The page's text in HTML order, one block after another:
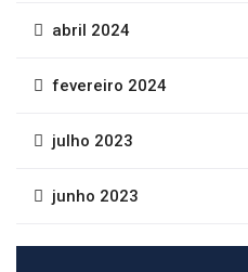
abril 2024
fevereiro 2024
julho 2023
junho 2023